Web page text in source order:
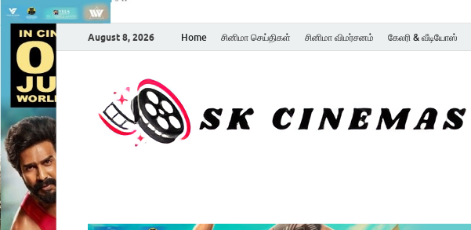
August 8, 2026 Home சினிமா செய்திகள் சினிமா விமர்சனம் கேலரி & வீடியோஸ்